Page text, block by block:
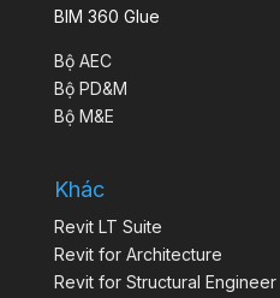
BIM 360 Glue
Bộ AEC
Bộ PD&M
Bộ M&E
Khác
Revit LT Suite
Revit for Architecture
Revit for Structural Engineer